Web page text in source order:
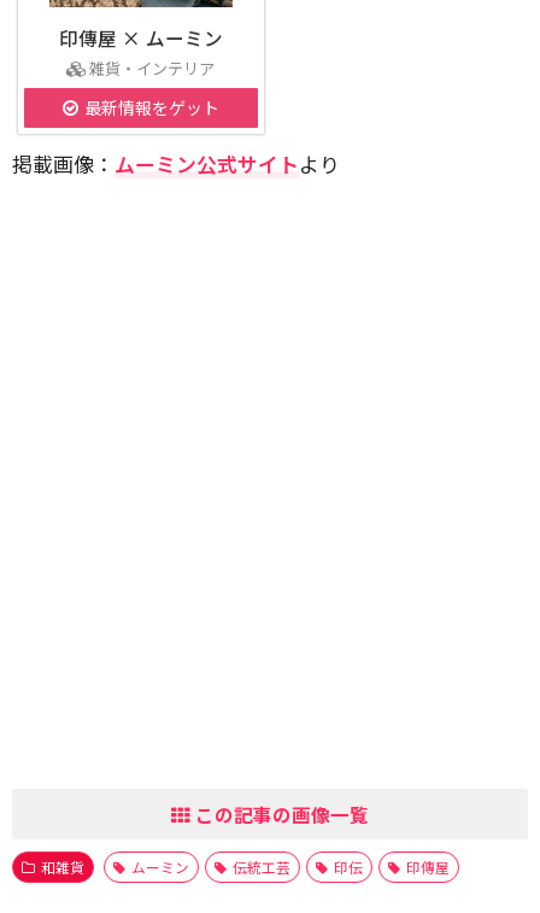
印傳屋 × ムーミン
雑貨・インテリア
最新情報をゲット
掲載画像： ムーミン公式サイトより
この記事の画像一覧
和雑貨 ムーミン 伝統工芸 印伝 印傳屋